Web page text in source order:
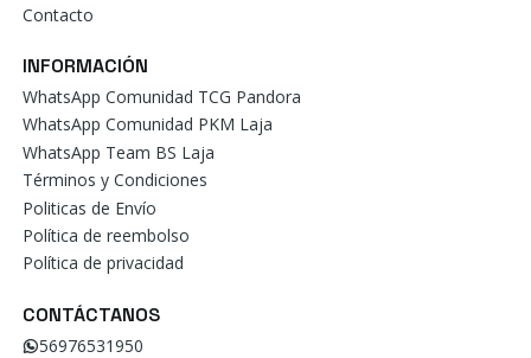
Contacto
INFORMACIÓN
WhatsApp Comunidad TCG Pandora
WhatsApp Comunidad PKM Laja
WhatsApp Team BS Laja
Términos y Condiciones
Politicas de Envío
Política de reembolso
Política de privacidad
CONTÁCTANOS
56976531950